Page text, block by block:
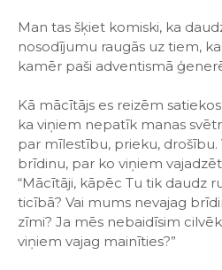
Man tas šķiet komiski, ka
nosodījumu raugās uz tiem,
kamēr paši adventismā
Kā mācītājs es reizēm
ka viņiem nepatīk manas
par mīlestību, prieku, drošību.
brīdinu, par ko viņiem
“Mācītāji, kāpēc Tu tik daudz
ticībā? Vai mums nevajag
zīmi? Ja mēs nebaidīsim
viņiem vajag mainīties?”